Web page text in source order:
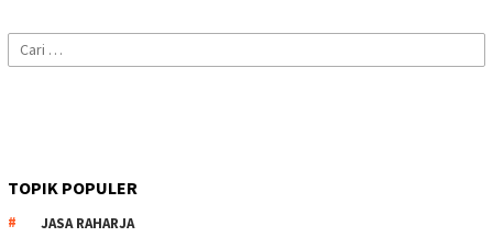
Cari
untuk:
TOPIK POPULER
JASA RAHARJA